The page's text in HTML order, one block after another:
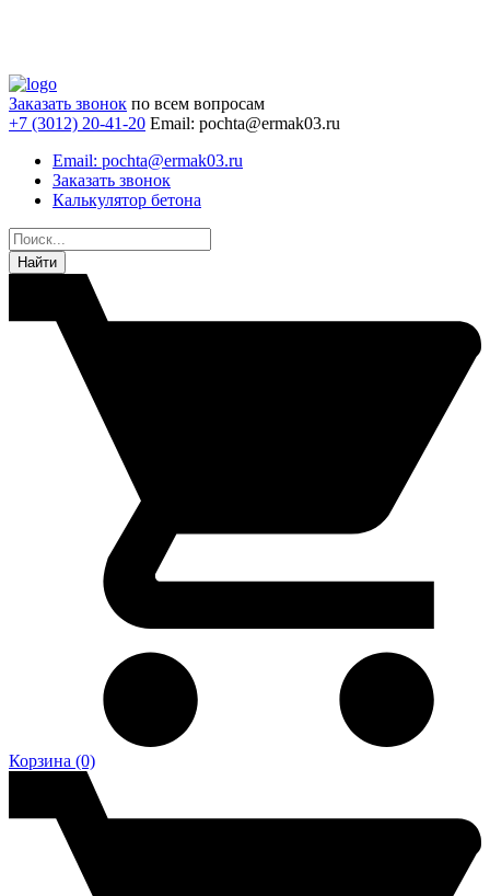
Заказать звонок по всем вопросам
+7 (3012) 20-41-20 Email: pochta@ermak03.ru
Email: pochta@ermak03.ru
Заказать звонок
Калькулятор бетона
Найти
Корзина (0)